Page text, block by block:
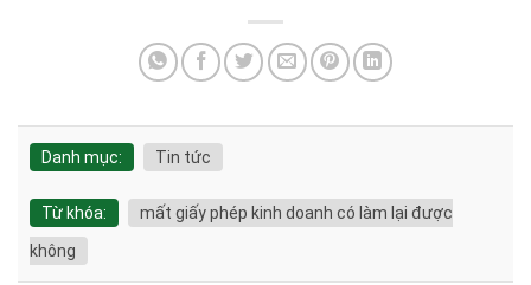
Danh mục: Tin tức
Từ khóa:
mất giấy phép kinh doanh có làm lại được
không